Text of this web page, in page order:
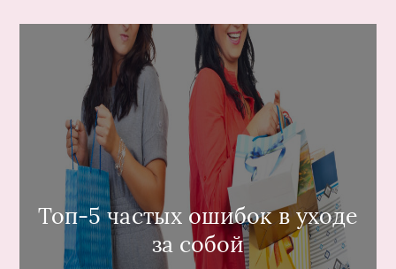
Топ-5 частых ошибок в уходе
за собой